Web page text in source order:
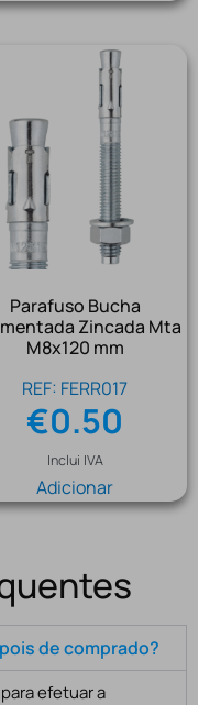
Parafuso Bucha
Zincada Mta
M8x120 mm
REF: FERR017
€0.50
Inclui IVA
Adicionar
de comprado?
efetuar a